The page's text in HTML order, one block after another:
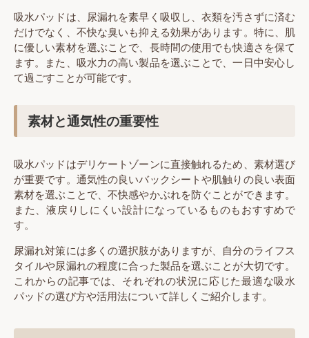
吸水パッドは、尿漏れを素早く吸収し、衣類を汚さずに済む
だけでなく、不快な臭いも抑える効果があります。特に、肌
に優しい素材を選ぶことで、長時間の使用でも快適さを保て
ます。また、吸水力の高い製品を選ぶことで、一日中安心し
て過ごすことが可能です。
素材と通気性の重要性
吸水パッドはデリケートゾーンに直接触れるため、素材選び
が重要です。通気性の良いバックシートや肌触りの良い表面
素材を選ぶことで、不快感やかぶれを防ぐことができます。
また、液戻りしにくい設計になっているものもおすすめで
す。
尿漏れ対策には多くの選択肢がありますが、自分のライフス
タイルや尿漏れの程度に合った製品を選ぶことが大切です。
これからの記事では、それぞれの状況に応じた最適な吸水
パッドの選び方や活用法について詳しくご紹介します。